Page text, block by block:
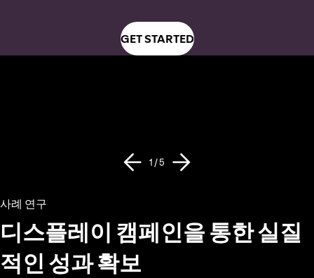
GET STARTED
1 / 5
사례 연구
디스플레이 캠페인을 통한 실질
적인 성과 확보